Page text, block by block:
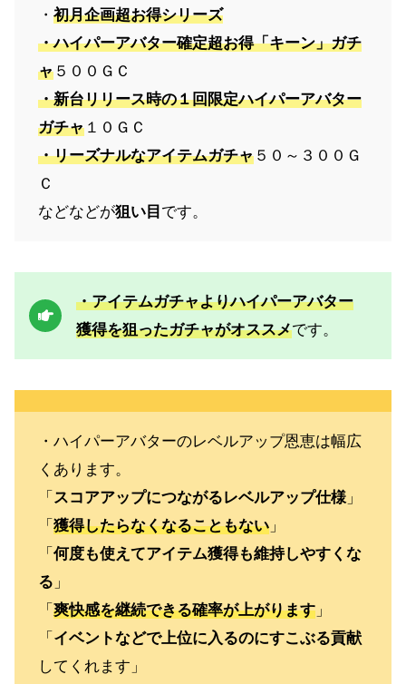
・ 初月企画超お得シリーズ
・ハイパーアバター確定超お得「キーン」ガチ
ャ５００ＧＣ
・新台リリース時の１回限定ハイパーアバター
ガチャ１０ＧＣ
・リーズナルなアイテムガチャ５０～３００Ｇ
Ｃ
などなどが狙い目 です。
・アイテムガチャよりハイパーアバター
獲得を狙ったガチャがオススメです。
・ハイパーアバターのレベルアップ恩恵は幅広
くあります。
「 スコアアップにつながるレベルアップ仕様」
「 獲得したらなくなることもない」
「 何度も使えてアイテム獲得も維持しやすくな
る 」
「 爽快感を継続できる確率が上がります」
「 イベントなどで上位に入るのにすこぶる貢献
してくれます」